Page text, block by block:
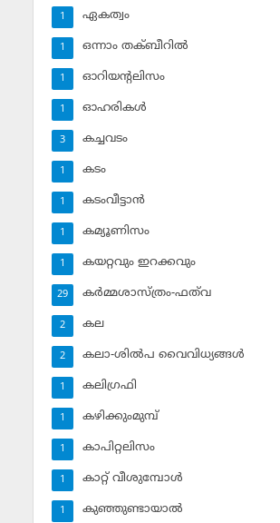
ഏകത്വം
1
ഒന്നാം തക്ബീറില്‍
1
ഓറിയന്റലിസം
1
ഓഹരികള്‍
1
കച്ചവടം
3
കടം
1
കടംവീട്ടാന്‍
1
കമ്യൂണിസം
1
കയറ്റവും ഇറക്കവും
1
കര്‍മ്മശാസ്ത്രം-ഫത്‌വ
29
കല
2
കലാ-ശില്‍പ വൈവിധ്യങ്ങള്‍
2
കലിഗ്രഫി
1
കഴിക്കുംമുമ്പ്
1
കാപിറ്റലിസം
1
കാറ്റ് വീശുമ്പോള്‍
1
കുഞ്ഞുണ്ടായാല്‍
1